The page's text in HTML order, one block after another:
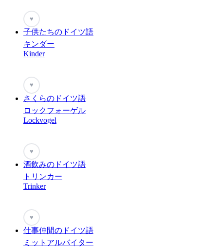
♥
子供たちのドイツ語
キンダー
Kinder
♥
さくらのドイツ語
ロックフォーゲル
Lockvogel
♥
酒飲みのドイツ語
トリンカー
Trinker
♥
仕事仲間のドイツ語
ミットアルバイター